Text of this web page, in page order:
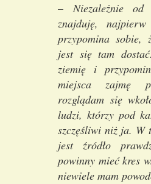
–Niezależnie
znajduję,
przypomina sobie,
jest się tam
ziemię i
miejsca zajmę
rozglądam się
ludzi, którzy pod
szczęśliwi niż ja. W
jest źródło
powinny mieć kres
niewiele mam